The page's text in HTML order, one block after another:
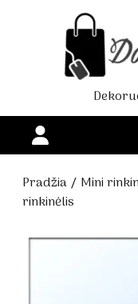
Pradžia/ Mini
rinkinėlis